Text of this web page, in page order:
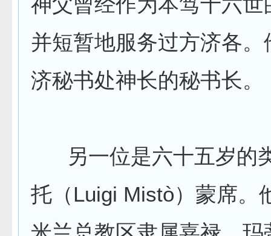
并短暂地服务过方济各。
济秘书处神长的秘书长。
另一位是六十五岁的
托（Luigi Mistò）蒙席。